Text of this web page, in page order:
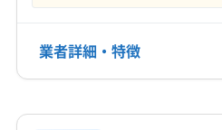
定休日
年中無休
電話番号
業者詳細・特徴